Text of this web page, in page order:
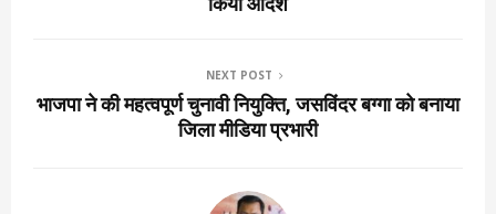
NEXT POST
भाजपा ने की महत्वपूर्ण चुनावी नियुक्ति, जसविंदर बग्गा को बनाया
जिला मीडिया प्रभारी